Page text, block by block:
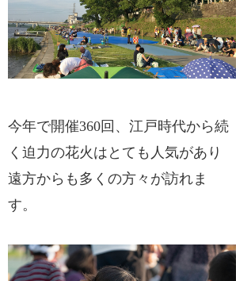
今年で開催360回、江戸時代から続
く迫力の花火はとても人気があり
遠方からも多くの方々が訪れま
す。